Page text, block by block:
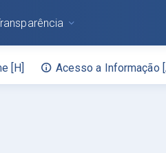
[H] Acesso a Informação